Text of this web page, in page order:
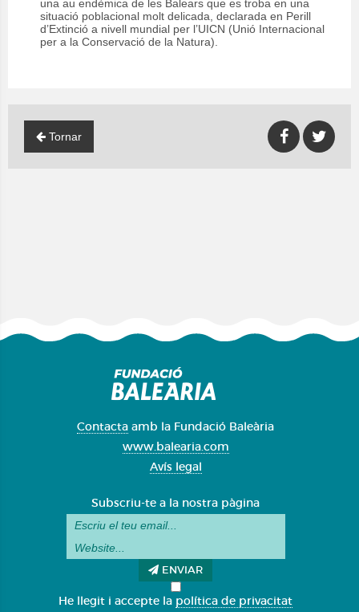
una au endèmica de les Balears que es troba en una
situació poblacional molt delicada, declarada en Perill
d’Extinció a nivell mundial per l’UICN (Unió Internacional
per a la Conservació de la Natura).
Tornar
Contacta amb la Fundació Baleària
www.balearia.com
Avís legal
Subscriu-te a la nostra pàgina
ENVIAR
He llegit i accepte la política de privacitat